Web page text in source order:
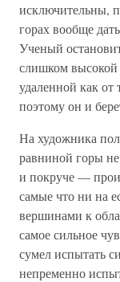
исключительны,
горах вообще
Ученый
слишком
удаленной как от
поэтому он и
На художника
равниной горы
и покруче —
самые что ни на
вершинами к
самое сильное
сумел испытать
непременно